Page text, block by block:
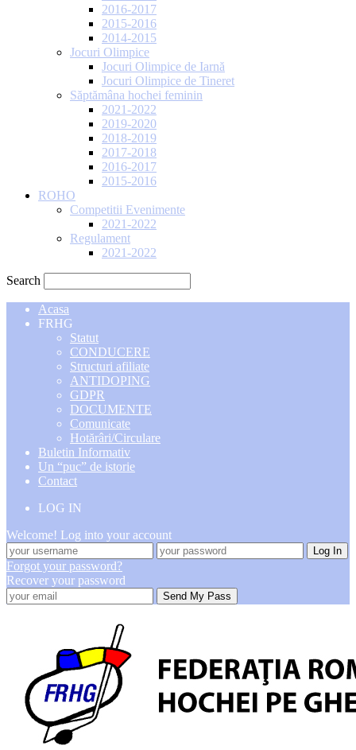
2016-2017
2015-2016
2014-2015
Jocuri Olimpice
Jocuri Olimpice de Iarnă
Jocuri Olimpice de Tineret
Săptămâna hochei feminin
2021-2022
2019-2020
2018-2019
2017-2018
2016-2017
2015-2016
ROHO
Competitii Evenimente
2021-2022
Regulament
2021-2022
Search
Acasa
FRHG
Statut
CONDUCERE
Structuri afiliate
ANTIDOPING
GDPR
DOCUMENTE
Comunicate
Hotărâri/Circulare
Buletin Informativ
Un “puc” de istorie
Contact
LOG IN
Welcome! Log into your account
Forgot your password?
Recover your password